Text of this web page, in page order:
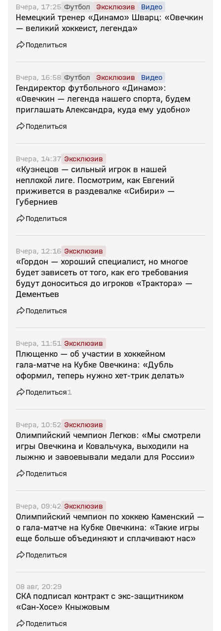
Вчера, 17:25 Футбол Эксклюзив Видео
Немецкий тренер «Динамо» Шварц: «Овечкин
— великий хоккеист, легенда»
Поделиться
Вчера, 16:58 Футбол Эксклюзив Видео
Гендиректор футбольного «Динамо»:
«Овечкин — легенда нашего спорта, будем
приглашать Александра, куда ему удобно»
Поделиться
Вчера, 14:37 Эксклюзив
«Кузнецов — сильный игрок в нашей
неплохой лиге. Посмотрим, как Евгений
приживется в раздевалке «Сибири» —
Губерниев
Поделиться
Вчера, 12:16 Эксклюзив
«Гордон — хороший специалист, но многое
будет зависеть от того, как его требования
будут доноситься до игроков «Трактора» —
Дементьев
Поделиться
Вчера, 11:51 Эксклюзив
Плющенко — об участии в хоккейном
гала‑матче на Кубке Овечкина: «Дубль
оформил, теперь нужно хет‑трик делать»
Поделиться1
Вчера, 10:52 Эксклюзив
Олимпийский чемпион Легков: «Мы смотрели
игры Овечкина и Ковальчука, выходили на
лыжню и завоевывали медали для России»
Поделиться
Вчера, 09:42 Эксклюзив
Олимпийский чемпион по хоккею Каменский —
о гала‑матче на Кубке Овечкина: «Такие игры
еще больше объединяют и сплачивают нас»
Поделиться
08 авг, 20:29
СКА подписал контракт с экс‑защитником
«Сан‑Хосе» Кныжовым
Поделиться